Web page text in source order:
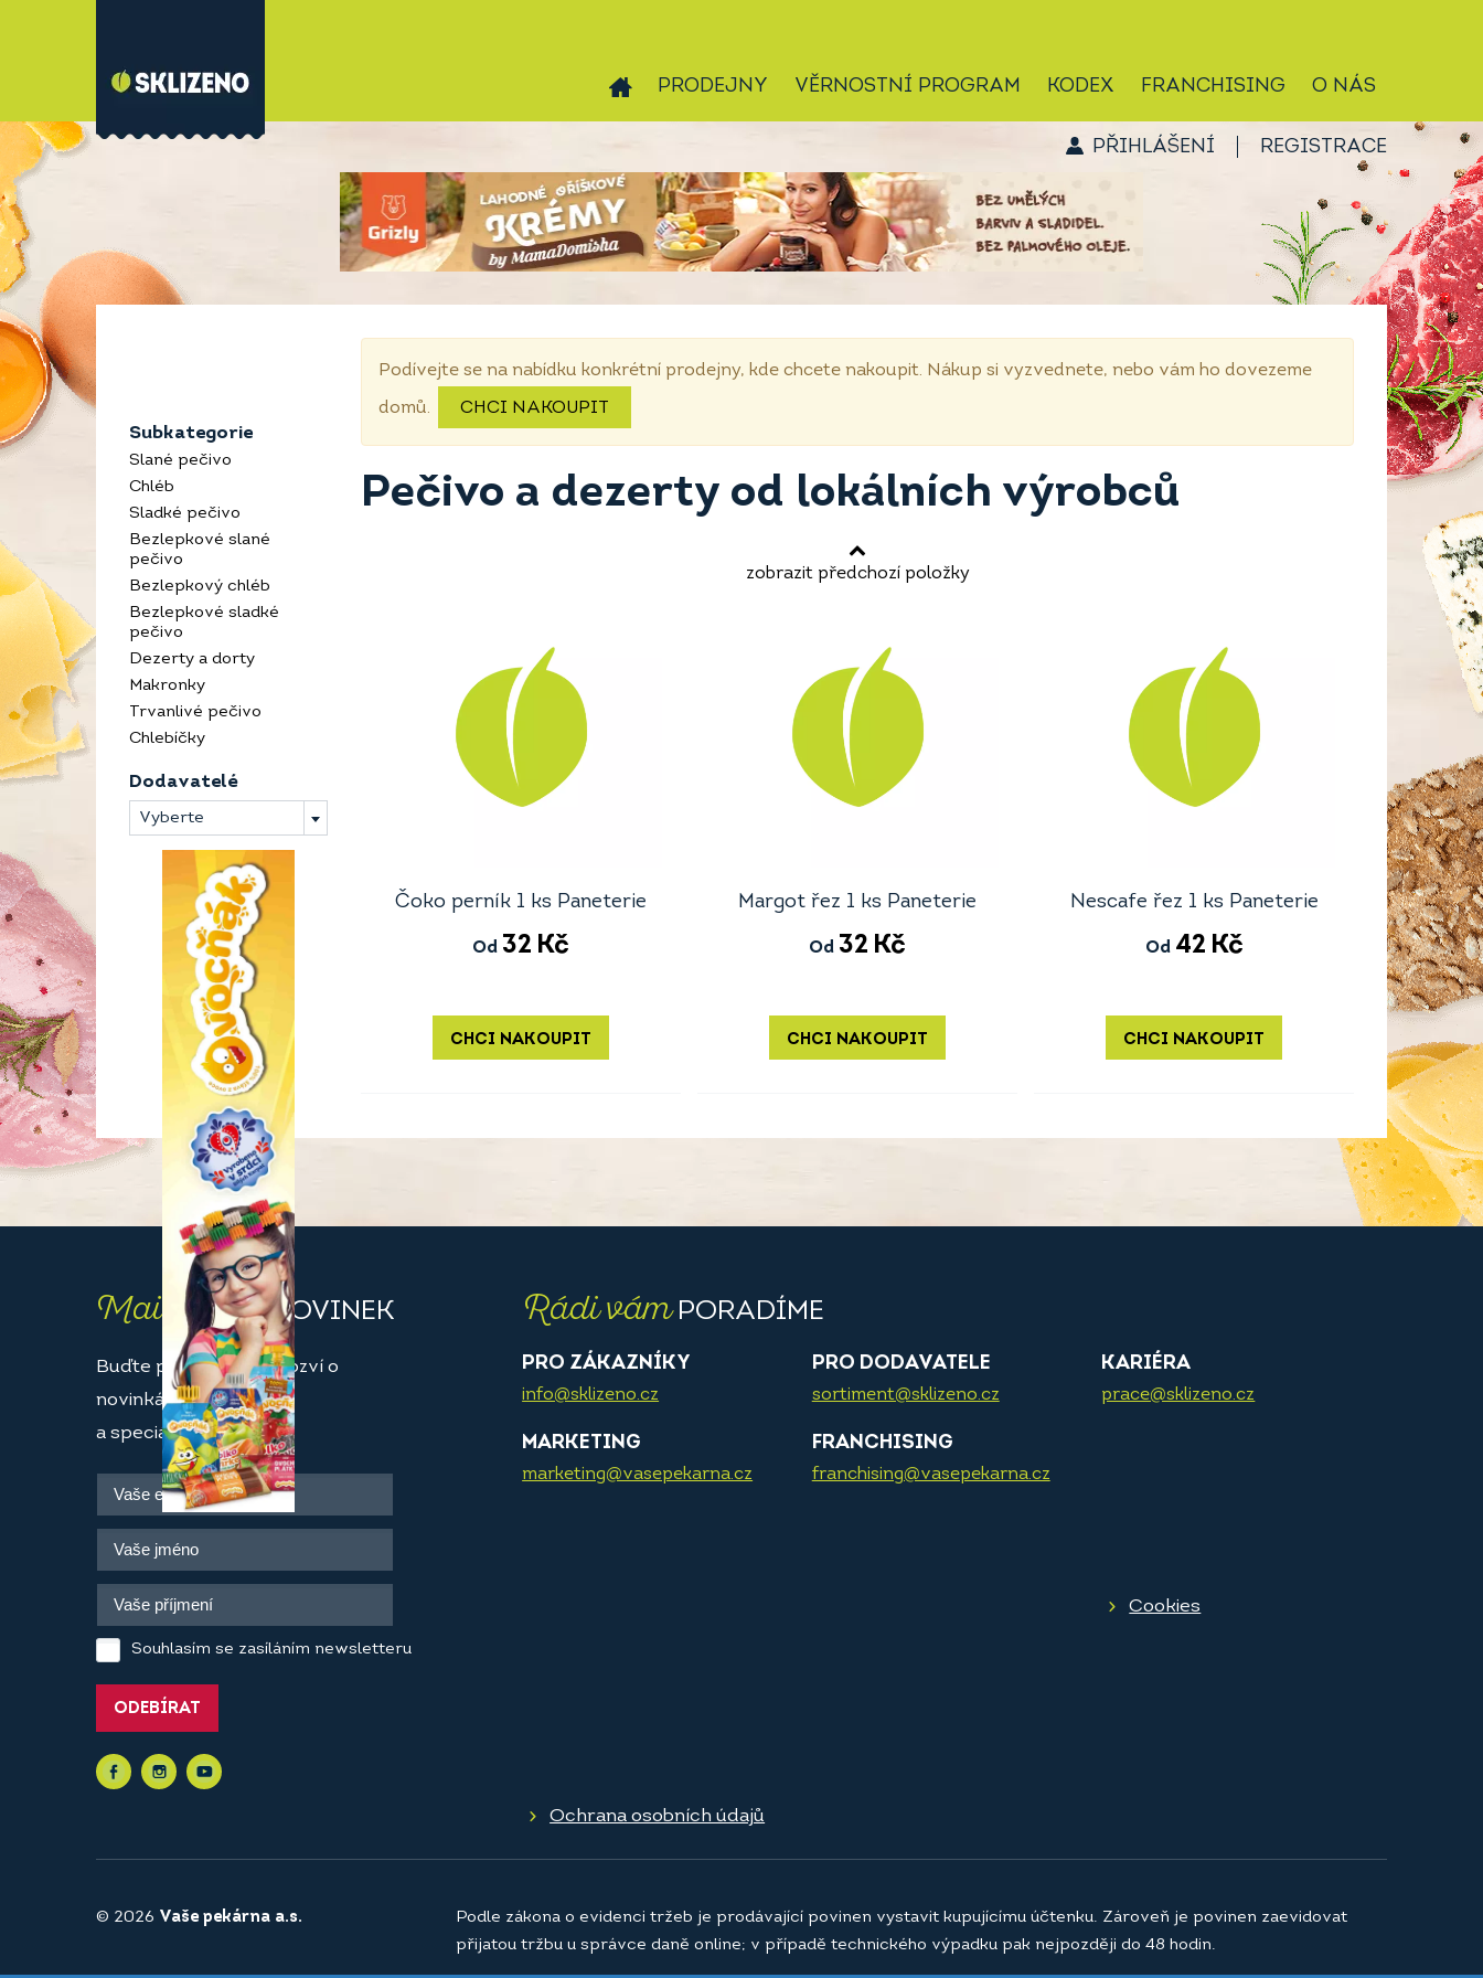
PRODEJNY VĚRNOSTNÍ PROGRAM KODEX FRANCHISING O NÁS
PŘIHLÁŠENÍ REGISTRACE
Subkategorie
Slané pečivo
Chléb
Sladké pečivo
Bezlepkové slané
pečivo
Bezlepkový chléb
Bezlepkové sladké
pečivo
Dezerty a dorty
Makronky
Trvanlivé pečivo
Chlebíčky
Dodavatelé
Vyberte
Podívejte se na nabídku konkrétní prodejny, kde chcete nakoupit. Nákup si vyzvednete, nebo vám ho dovezeme
domů. CHCI NAKOUPIT
Pečivo a dezerty od lokálních výrobců
zobrazit předchozí položky
Čoko perník 1 ks Paneterie
Od 32 Kč
CHCI NAKOUPIT
Margot řez 1 ks Paneterie
Od 32 Kč
CHCI NAKOUPIT
Nescafe řez 1 ks Paneterie
Od 42 Kč
CHCI NAKOUPIT
MailyPLNÉ NOVINEK
Buďte první, kdo se dozví o
novinkách
a speciálních akcích.
Souhlasím se zasíláním newsletteru
ODEBÍRAT
Rádi vámPORADÍME
PRO ZÁKAZNÍKY
info@sklizeno.cz
PRO DODAVATELE
sortiment@sklizeno.cz
KARIÉRA
prace@sklizeno.cz
MARKETING
marketing@vasepekarna.cz
FRANCHISING
franchising@vasepekarna.cz
Cookies
Ochrana osobních údajů
© 2026 Vaše pekárna a.s.
Podle zákona o evidenci tržeb je prodávající povinen vystavit kupujícímu účtenku. Zároveň je povinen zaevidovat
přijatou tržbu u správce daně online; v případě technického výpadku pak nejpozději do 48 hodin.